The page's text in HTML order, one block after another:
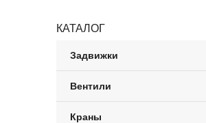
КАТАЛОГ
Задвижки
Вентили
Краны